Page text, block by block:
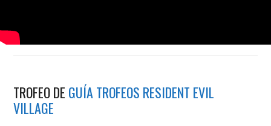
TROFEO DE GUÍA TROFEOS RESIDENT EVIL
VILLAGE